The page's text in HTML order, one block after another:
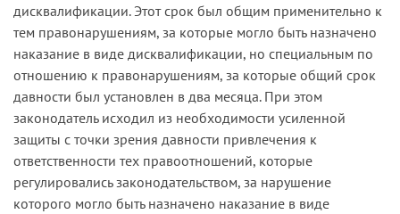
дисквалификации. Этот срок был общим применительно к
тем правонарушениям, за которые могло быть назначено
наказание в виде дисквалификации, но специальным по
отношению к правонарушениям, за которые общий срок
давности был установлен в два месяца. При этом
законодатель исходил из необходимости усиленной
защиты с точки зрения давности привлечения к
ответственности тех правоотношений, которые
регулировались законодательством, за нарушение
которого могло быть назначено наказание в виде